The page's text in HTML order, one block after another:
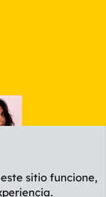
sitio funcione,